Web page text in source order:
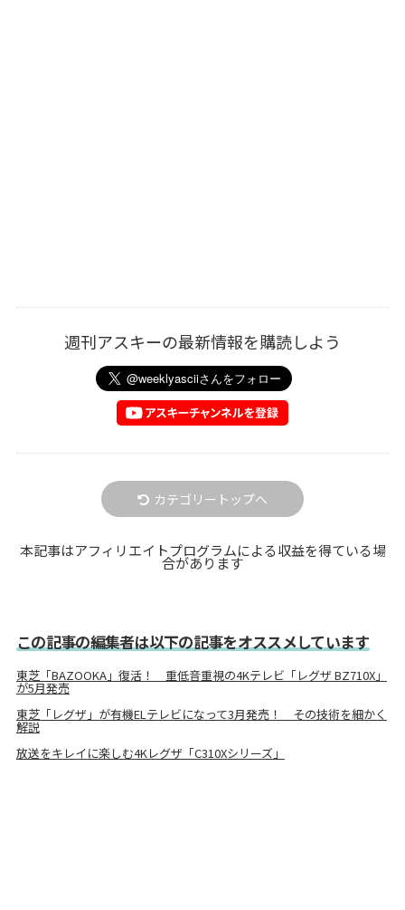
週刊アスキーの最新情報を購読しよう
カテゴリートップへ
本記事はアフィリエイトプログラムによる収益を得ている場
合があります
この記事の編集者は以下の記事をオススメしています
東芝「BAZOOKA」復活！ 重低音重視の4Kテレビ「レグザ BZ710X」
が5月発売
東芝「レグザ」が有機ELテレビになって3月発売！ その技術を細かく
解説
放送をキレイに楽しむ4Kレグザ「C310Xシリーズ」